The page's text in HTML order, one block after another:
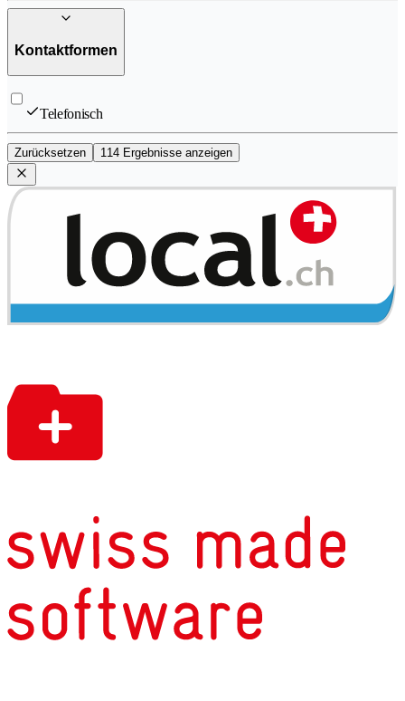
Kontaktformen
Telefonisch
Zurücksetzen 114 Ergebnisse anzeigen